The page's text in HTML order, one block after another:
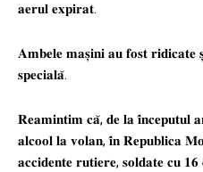
𝐚𝐞𝐫𝐮𝐥 𝐞𝐱𝐩𝐢𝐫𝐚𝐭.
𝐀𝐦𝐛𝐞𝐥𝐞 𝐦𝐚𝐬̦𝐢𝐧𝐢 𝐚𝐮 𝐟𝐨𝐬𝐭 𝐫𝐢𝐝𝐢𝐜𝐚𝐭𝐞
𝐬𝐩𝐞𝐜𝐢𝐚𝐥𝐚̆.
𝐑𝐞𝐚𝐦𝐢𝐧𝐭𝐢𝐦 𝐜𝐚̆, 𝐝𝐞 𝐥𝐚 𝐢̂𝐧𝐜𝐞𝐩𝐮𝐭𝐮𝐥
𝐚𝐥𝐜𝐨𝐨𝐥 𝐥𝐚 𝐯𝐨𝐥𝐚𝐧, 𝐢̂𝐧 𝐑𝐞𝐩𝐮𝐛𝐥𝐢𝐜𝐚
𝐚𝐜𝐜𝐢𝐝𝐞𝐧𝐭𝐞 𝐫𝐮𝐭𝐢𝐞𝐫𝐞, 𝐬𝐨𝐥𝐝𝐚𝐭𝐞 𝐜𝐮